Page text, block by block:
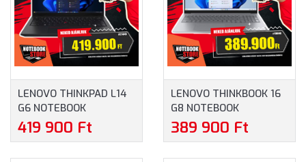
LENOVO THINKPAD L14
G6 NOTEBOOK
(21S6003JHV) - 14.0"
WUXGA, INTEL CORE
419 900 Ft
LENOVO THINKBOOK 16
G8 NOTEBOOK
(21SK00A6HV) - 16.0"
WUXGA, INTEL CORE
389 900 Ft